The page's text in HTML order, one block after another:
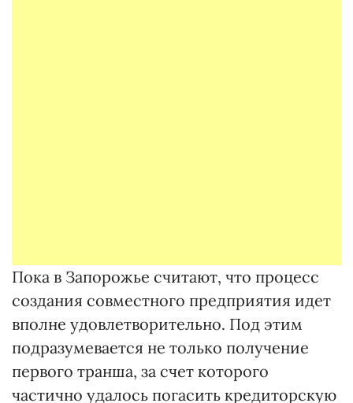
Пока в Запорожье считают, что процесс
создания совместного предприятия идет
вполне удовлетворительно. Под этим
подразумевается не только получение
первого транша, за счет которого
частично удалось погасить кредиторскую